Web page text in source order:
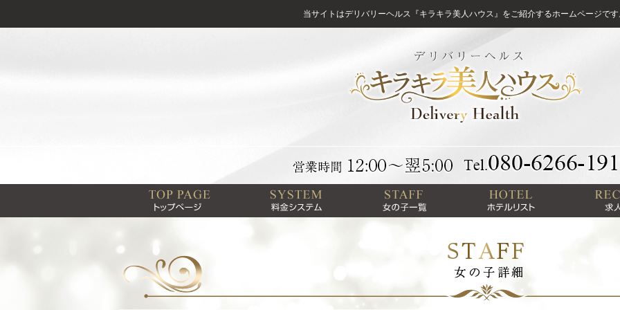
当サイトはデリバリーヘルス『キラキラ美人ハウス』をご紹介するホームページで